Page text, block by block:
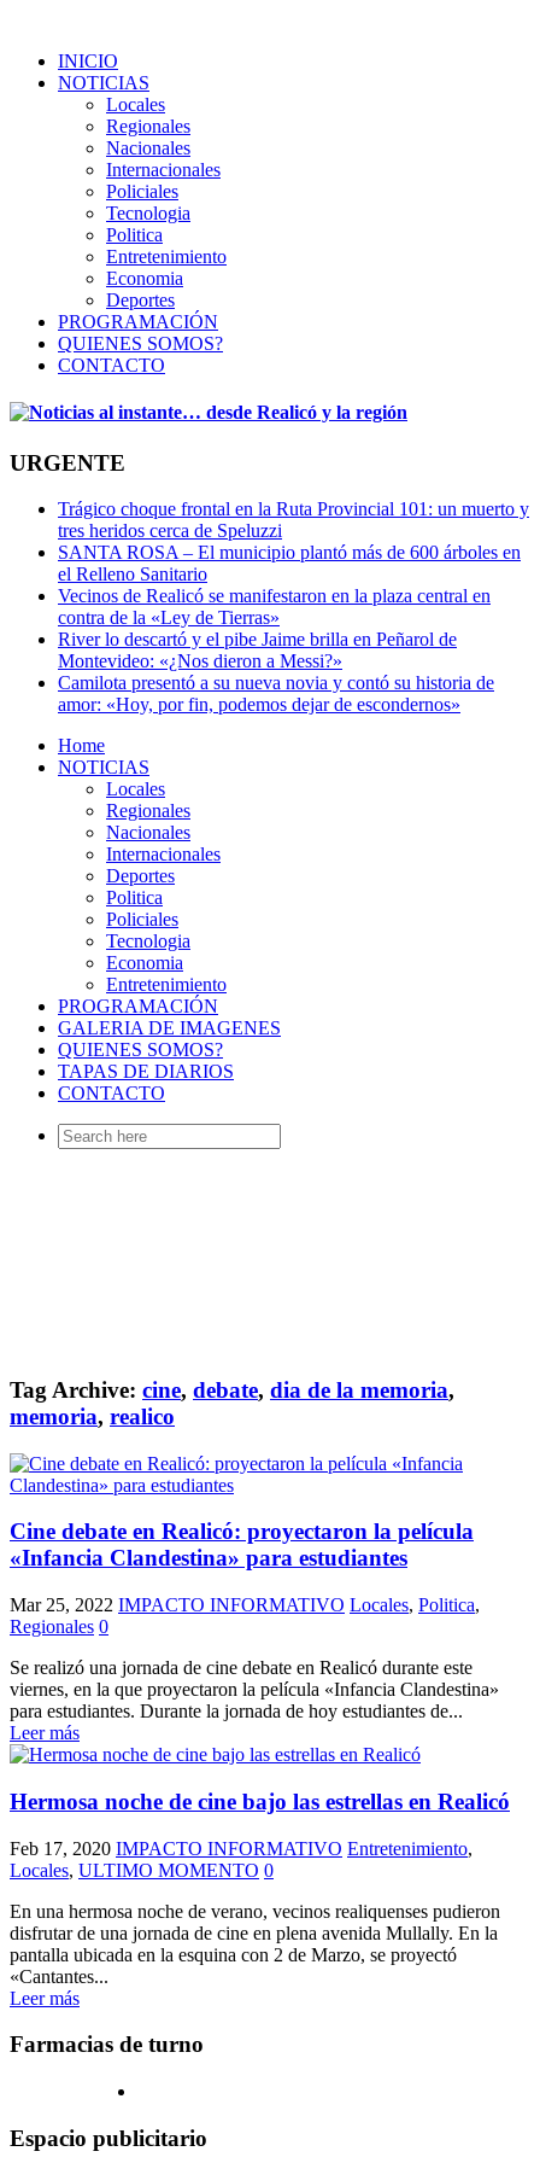
INICIO
NOTICIAS
Locales
Regionales
Nacionales
Internacionales
Policiales
Tecnologia
Politica
Entretenimiento
Economia
Deportes
PROGRAMACIÓN
QUIENES SOMOS?
CONTACTO
URGENTE
Trágico choque frontal en la Ruta Provincial 101: un muerto y
tres heridos cerca de Speluzzi
SANTA ROSA – El municipio plantó más de 600 árboles en
el Relleno Sanitario
Vecinos de Realicó se manifestaron en la plaza central en
contra de la «Ley de Tierras»
River lo descartó y el pibe Jaime brilla en Peñarol de
Montevideo: «¿Nos dieron a Messi?»
Camilota presentó a su nueva novia y contó su historia de
amor: «Hoy, por fin, podemos dejar de escondernos»
Home
NOTICIAS
Locales
Regionales
Nacionales
Internacionales
Deportes
Politica
Policiales
Tecnologia
Economia
Entretenimiento
PROGRAMACIÓN
GALERIA DE IMAGENES
QUIENES SOMOS?
TAPAS DE DIARIOS
CONTACTO
Search
for:
Tag Archive: cine, debate, dia de la memoria,
memoria, realico
Cine debate en Realicó: proyectaron la película
«Infancia Clandestina» para estudiantes
Mar 25, 2022 IMPACTO INFORMATIVO Locales, Politica,
Regionales 0
Se realizó una jornada de cine debate en Realicó durante este
viernes, en la que proyectaron la película «Infancia Clandestina»
para estudiantes. Durante la jornada de hoy estudiantes de...
Leer más
Hermosa noche de cine bajo las estrellas en Realicó
Feb 17, 2020 IMPACTO INFORMATIVO Entretenimiento,
Locales, ULTIMO MOMENTO 0
En una hermosa noche de verano, vecinos realiquenses pudieron
disfrutar de una jornada de cine en plena avenida Mullally. En la
pantalla ubicada en la esquina con 2 de Marzo, se proyectó
«Cantantes...
Leer más
Farmacias de turno
Espacio publicitario